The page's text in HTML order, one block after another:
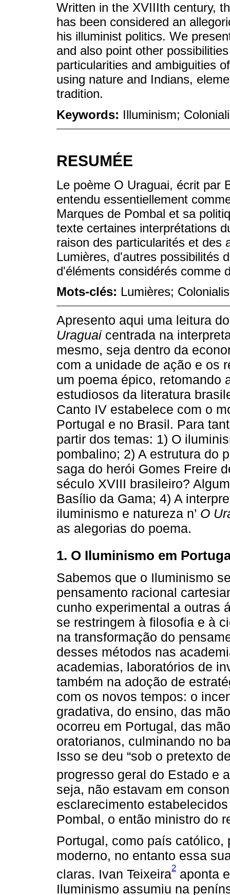
Written in the XVIIIth century,
has been considered an
his illuminist politics. We
and also point other
particularities and ambiguities
using nature and Indians,
tradition.
Keywords: Illuminism;
RESUMÉE
Le poème O Uraguai, écrit par
entendu essentiellement
Marques de Pombal et sa
texte certaines interprétations
raison des particularités et des
Lumières, d'autres possibilités
d'éléments considérés comme
Mots-clés: Lumières;
Apresento aqui uma leitura
Uraguai centrada na
mesmo, seja dentro da
com a unidade de ação e os
um poema épico, retomando
estudiosos da literatura
Canto IV estabelece com o
Portugal e no Brasil. Para
partir dos temas: 1) O
pombalino; 2) A estrutura do
saga do herói Gomes Freire
século XVIII brasileiro?
Basílio da Gama; 4) A
iluminismo e natureza n’ O
as alegorias do poema.
1. O Iluminismo em
Sabemos que o Iluminismo
pensamento racional
cunho experimental a outras
se restringem à filosofia e à
na transformação do
desses métodos nas
academias, laboratórios de
também na adoção de
com os novos tempos: o
gradativa, do ensino, das
ocorreu em Portugal, das
oratorianos, culminando no
Isso se deu “sob o pretexto
progresso geral do Estado e
seja, não estavam em
esclarecimento
Pombal, o então ministro do
Portugal, como país católico,
moderno, no entanto essa
claras. Ivan Teixeira2 aponta
Iluminismo assumiu na